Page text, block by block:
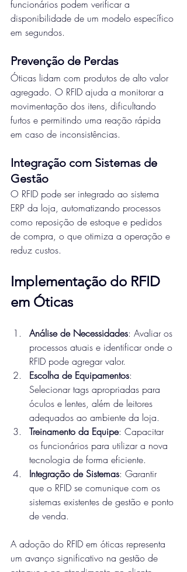
funcionários podem verificar a
disponibilidade de um modelo específico
em segundos.
Prevenção de Perdas
Óticas lidam com produtos de alto valor
agregado. O RFID ajuda a monitorar a
movimentação dos itens, dificultando
furtos e permitindo uma reação rápida
em caso de inconsistências.
Integração com Sistemas de
Gestão
O RFID pode ser integrado ao sistema
ERP da loja, automatizando processos
como reposição de estoque e pedidos
de compra, o que otimiza a operação e
reduz custos.
Implementação do RFID
em Óticas
Análise de Necessidades: Avaliar os
processos atuais e identificar onde o
RFID pode agregar valor.
Escolha de Equipamentos:
Selecionar tags apropriadas para
óculos e lentes, além de leitores
adequados ao ambiente da loja.
Treinamento da Equipe: Capacitar
os funcionários para utilizar a nova
tecnologia de forma eficiente.
Integração de Sistemas: Garantir
que o RFID se comunique com os
sistemas existentes de gestão e ponto
de venda.
A adoção do RFID em óticas representa
um avanço significativo na gestão de